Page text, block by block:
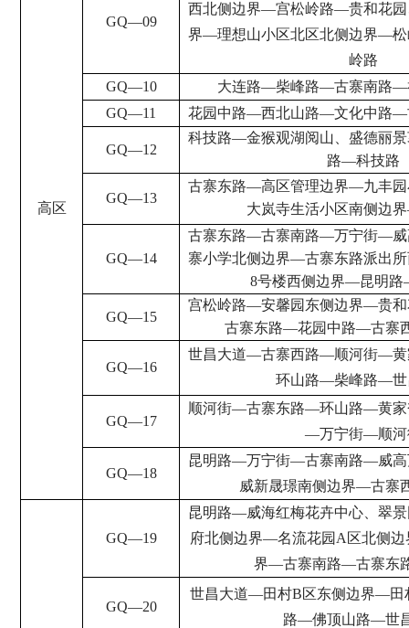
高区
GQ—09
西北侧边界—宫松岭路—贵和花
界—理想山小区北区北侧边界—
岭路
GQ—10 大连路—柴峰路—古寨南路—
GQ—11 花园中路—西北山路—文化中路—
GQ—12
科技路—金猴观湖阅山、盛德丽
路—科技路
GQ—13
古寨东路—高区管理边界—九丰
大岚寺生活小区南侧边界
GQ—14
古寨东路—古寨南路—万宁街—
寨小学北侧边界—古寨东路派出
8号楼西侧边界—昆明路
GQ—15
宫松岭路—安馨园东侧边界—贵
古寨东路—花园中路—古寨
GQ—16
世昌大道—古寨西路—顺河街—
环山路—柴峰路—
GQ—17
顺河街—古寨东路—环山路—黄
—万宁街—顺
GQ—18
昆明路—万宁街—古寨南路—威
威新晟璟南侧边界—古寨
GQ—19
昆明路—威海红梅花卉中心、翠
府北侧边界—名流花园 A 区北侧边
界—古寨南路—古寨东
GQ—20
世昌大道—田村B区东侧边界—田
路—佛顶山路—世